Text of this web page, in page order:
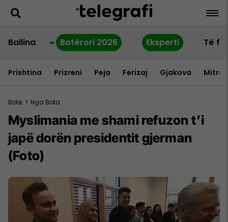
Ballina Botërori 2026 Eksperti Të
Prishtina Prizreni Peja Ferizaj Gjakova
Botë > Nga Bota
Myslimania me shami refuzon t’i
japë dorën presidentit gjerman
(Foto)